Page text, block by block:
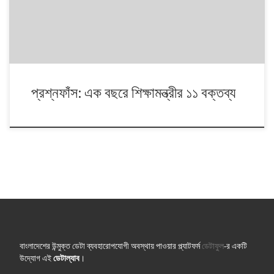
প্রশ্নফাঁস: এক বছরে শিক্ষামন্ত্রীর ১১ বক্তব্য
বাংলাদেশের উন্মুক্ত ডেটা ব্যবহারোপযোগী অবস্থায় পাওয়ার প্ল্যাটফর্মডেটাফুল-র একটি
উদ্যোগ এইডেটাল্যাব।